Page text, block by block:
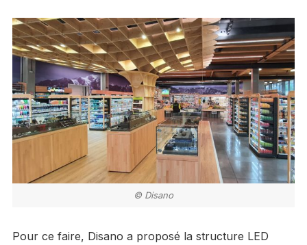
© Disano
Pour ce faire, Disano a proposé la structure LED